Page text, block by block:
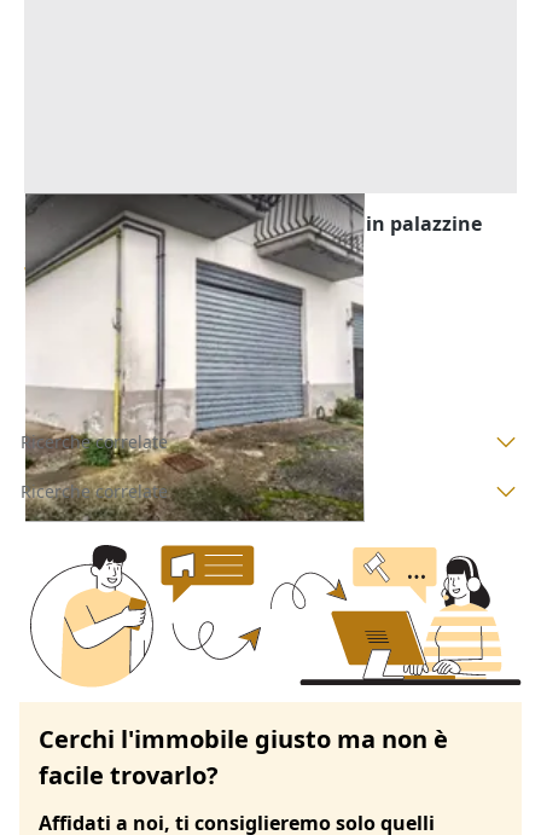
Asta Tre autorimesse seminterrate in palazzine
Mistretta (Messina)
Offerta minima
76.887 €
23/10/2026
Ricerche correlate
Ricerche correlate
Cerchi l'immobile giusto ma non è
facile trovarlo?
Affidati a noi, ti consiglieremo solo quelli